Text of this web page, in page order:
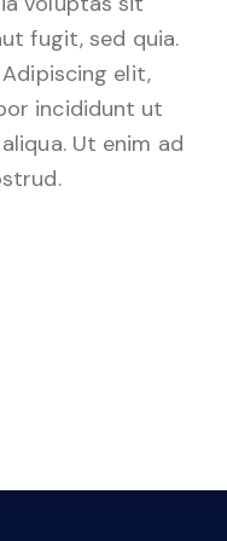
fugit, sed quia.
elit,
incididunt ut
Ut enim ad